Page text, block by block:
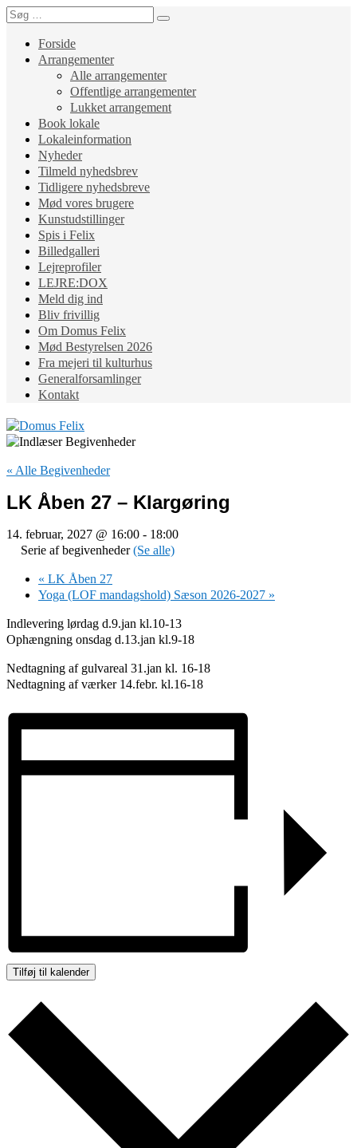
Forside
Arrangementer
Alle arrangementer
Offentlige arrangementer
Lukket arrangement
Book lokale
Lokaleinformation
Nyheder
Tilmeld nyhedsbrev
Tidligere nyhedsbreve
Mød vores brugere
Kunstudstillinger
Spis i Felix
Billedgalleri
Lejreprofiler
LEJRE:DOX
Meld dig ind
Bliv frivillig
Om Domus Felix
Mød Bestyrelsen 2026
Fra mejeri til kulturhus
Generalforsamlinger
Kontakt
« Alle Begivenheder
LK Åben 27 – Klargøring
14. februar, 2027 @ 16:00 - 18:00
Serie af begivenheder(Se alle)
« LK Åben 27
Yoga (LOF mandagshold) Sæson 2026-2027 »
Indlevering lørdag d.9.jan kl.10-13
Ophængning onsdag d.13.jan kl.9-18
Nedtagning af gulvareal 31.jan kl. 16-18
Nedtagning af værker 14.febr. kl.16-18
Tilføj til kalender